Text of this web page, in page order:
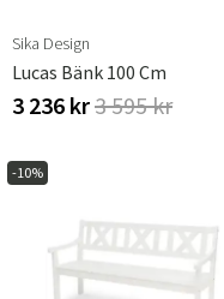
Sika Design
Lucas Bänk 100 Cm
3 236 kr3 595 kr
-10%